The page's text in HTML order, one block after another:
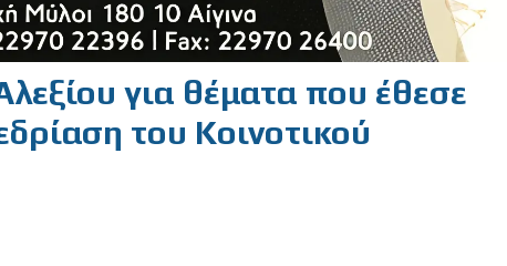
για θέματα που έθεσε
του Κοινοτικού